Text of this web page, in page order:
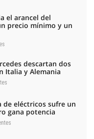
el arancel del
precio mínimo y un
descartan dos
Italia y Alemania
de eléctricos sufre un
gana potencia